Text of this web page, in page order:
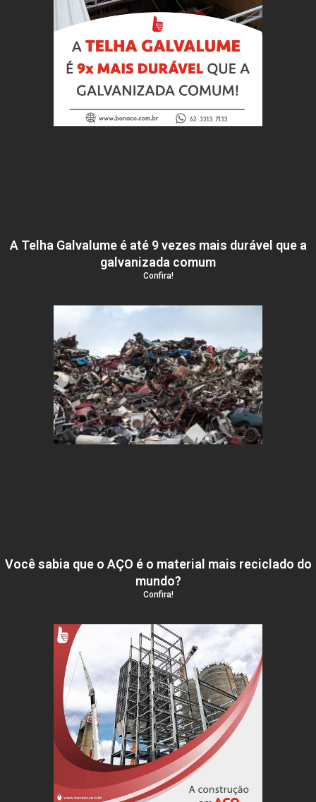
A Telha Galvalume é até 9 vezes mais durável que a
galvanizada comum
Confira!
Você sabia que o AÇO é o material mais reciclado do
mundo?
Confira!